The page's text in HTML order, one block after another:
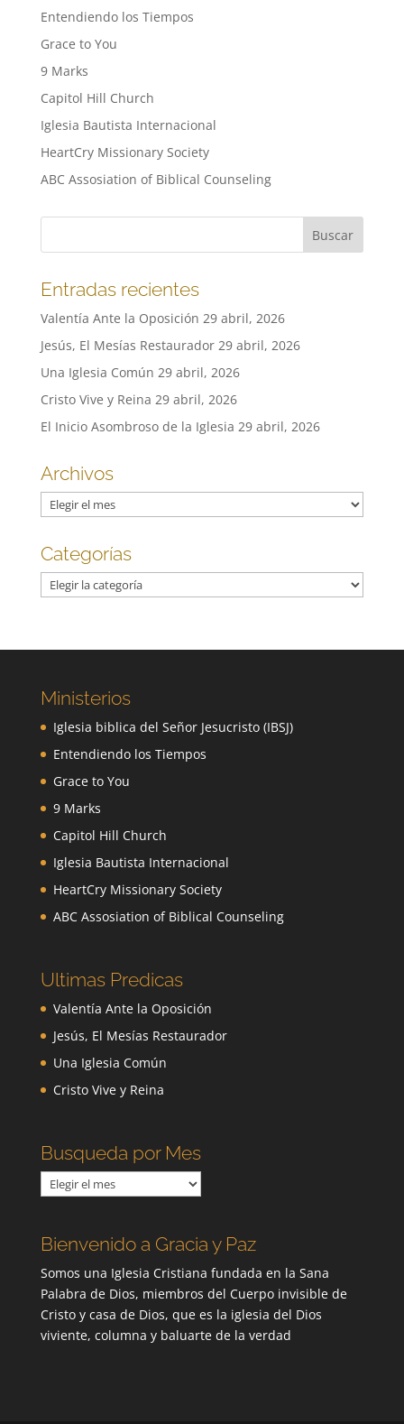
Entendiendo los Tiempos
Grace to You
9 Marks
Capitol Hill Church
Iglesia Bautista Internacional
HeartCry Missionary Society
ABC Assosiation of Biblical Counseling
Entradas recientes
Valentía Ante la Oposición 29 abril, 2026
Jesús, El Mesías Restaurador 29 abril, 2026
Una Iglesia Común 29 abril, 2026
Cristo Vive y Reina 29 abril, 2026
El Inicio Asombroso de la Iglesia 29 abril, 2026
Archivos
Archivos
Categorías
Categorías
Ministerios
Iglesia biblica del Señor Jesucristo (IBSJ)
Entendiendo los Tiempos
Grace to You
9 Marks
Capitol Hill Church
Iglesia Bautista Internacional
HeartCry Missionary Society
ABC Assosiation of Biblical Counseling
Ultimas Predicas
Valentía Ante la Oposición
Jesús, El Mesías Restaurador
Una Iglesia Común
Cristo Vive y Reina
Busqueda por Mes
Busqueda
por
Bienvenido a Gracia y Paz
Somos una Iglesia Cristiana fundada en la Sana
Palabra de Dios, miembros del Cuerpo invisible de
Cristo y casa de Dios, que es la iglesia del Dios
viviente, columna y baluarte de la verdad